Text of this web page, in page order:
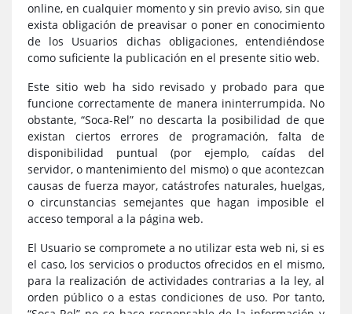
online, en cualquier momento y sin previo aviso, sin que
exista obligación de preavisar o poner en conocimiento
de los Usuarios dichas obligaciones, entendiéndose
como suficiente la publicación en el presente sitio web.
Este sitio web ha sido revisado y probado para que
funcione correctamente de manera ininterrumpida. No
obstante, “Soca-Rel” no descarta la posibilidad de que
existan ciertos errores de programación, falta de
disponibilidad puntual (por ejemplo, caídas del
servidor, o mantenimiento del mismo) o que acontezcan
causas de fuerza mayor, catástrofes naturales, huelgas,
o circunstancias semejantes que hagan imposible el
acceso temporal a la página web.
El Usuario se compromete a no utilizar esta web ni, si es
el caso, los servicios o productos ofrecidos en el mismo,
para la realización de actividades contrarias a la ley, al
orden público o a estas condiciones de uso. Por tanto,